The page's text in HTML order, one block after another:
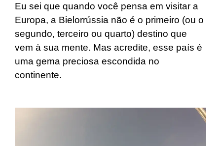
Eu sei que quando você pensa em visitar a
Europa, a Bielorrússia não é o primeiro (ou o
segundo, terceiro ou quarto) destino que
vem à sua mente. Mas acredite, esse país é
uma gema preciosa escondida no
continente.